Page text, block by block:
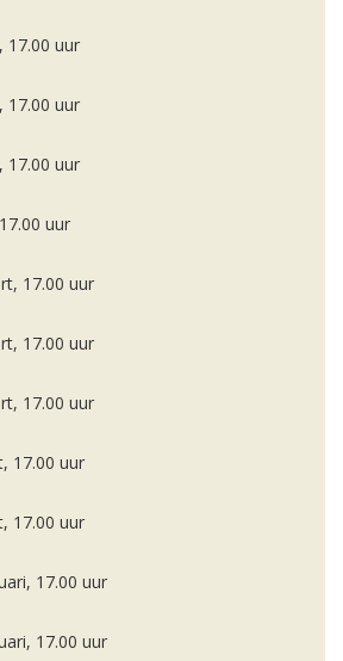
17.00 uur
17.00 uur
17.00 uur
uur
17.00 uur
17.00 uur
17.00 uur
17.00 uur
17.00 uur
17.00 uur
17.00 uur